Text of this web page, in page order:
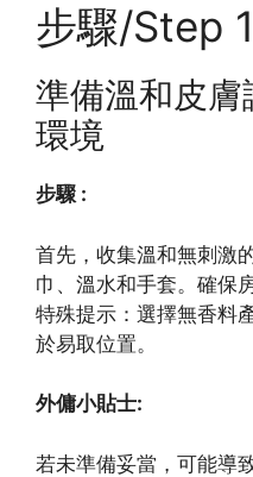
步驟/Step 1
準備溫和皮
環境
步驟 :
首先，收集溫和無刺激
巾、溫水和手套。確保
特殊提示：選擇無香料
於易取位置。
外傭小貼士:
若未準備妥當，可能導